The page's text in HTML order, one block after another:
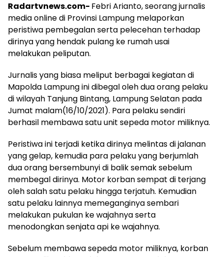
Radartvnews.com- Febri Arianto, seorang jurnalis
media online di Provinsi Lampung melaporkan
peristiwa pembegalan serta pelecehan terhadap
dirinya yang hendak pulang ke rumah usai
melakukan peliputan.
Jurnalis yang biasa meliput berbagai kegiatan di
Mapolda Lampung ini dibegal oleh dua orang pelaku
di wilayah Tanjung Bintang, Lampung Selatan pada
Jumat malam(16/10/2021). Para pelaku sendiri
berhasil membawa satu unit sepeda motor miliknya.
Peristiwa ini terjadi ketika dirinya melintas di jalanan
yang gelap, kemudia para pelaku yang berjumlah
dua orang bersembunyi di balik semak sebelum
membegal dirinya. Motor korban sempat di terjang
oleh salah satu pelaku hingga terjatuh. Kemudian
satu pelaku lainnya memeganginya sembari
melakukan pukulan ke wajahnya serta
menodongkan senjata api ke wajahnya.
Sebelum membawa sepeda motor miliknya, korban